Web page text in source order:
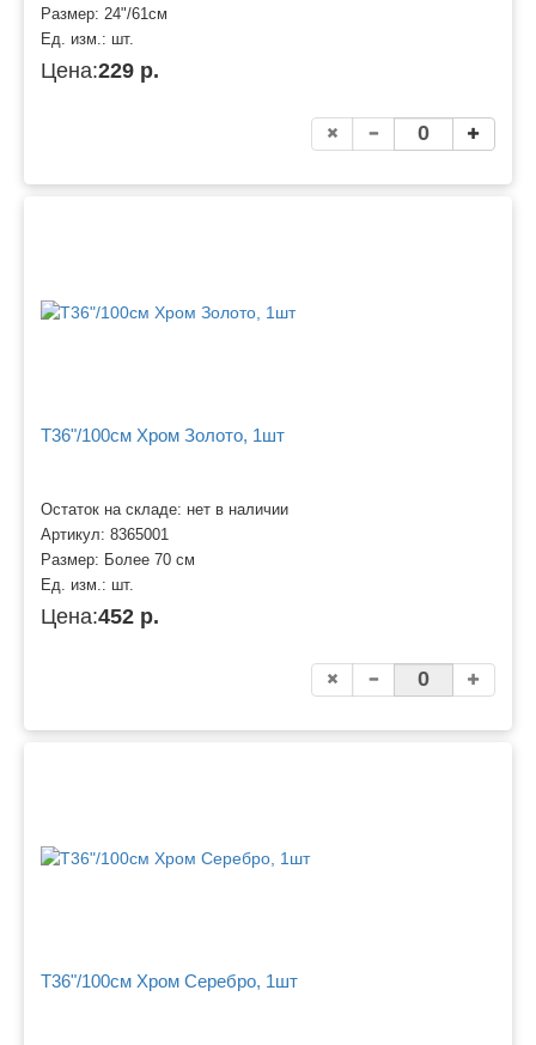
Размер: 24"/61см
Ед. изм.: шт.
Цена:229 р.
Т36"/100см Хром Золото, 1шт
Остаток на складе: нет в наличии
Артикул: 8365001
Размер: Более 70 см
Ед. изм.: шт.
Цена:452 р.
Т36"/100см Хром Серебро, 1шт